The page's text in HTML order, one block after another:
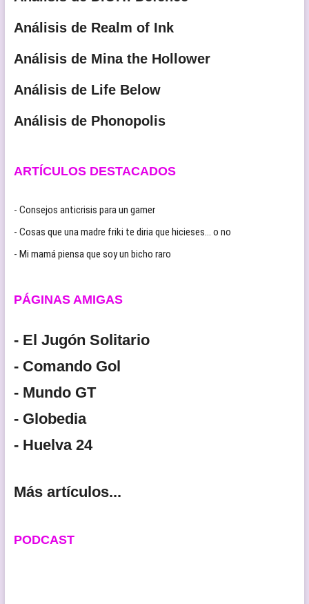
Análisis de Realm of Ink
Análisis de Mina the Hollower
Análisis de Life Below
Análisis de Phonopolis
ARTÍCULOS DESTACADOS
- Consejos anticrisis para un gamer
- Cosas que una madre friki te diria que hicieses… o no
- Mi mamá piensa que soy un bicho raro
PÁGINAS AMIGAS
- El Jugón Solitario
- Comando Gol
- Mundo GT
- Globedia
- Huelva 24
Más artículos...
PODCAST